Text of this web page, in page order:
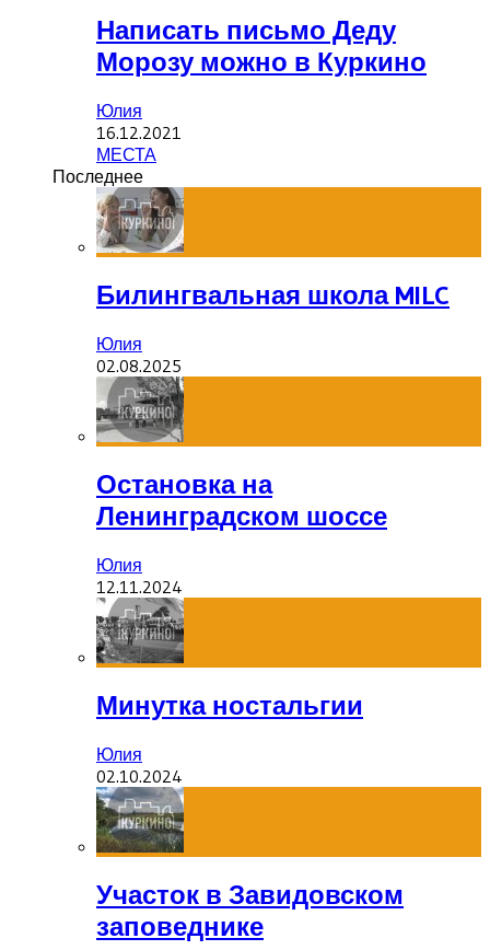
Написать письмо Деду
Морозу можно в Куркино
Юлия
16.12.2021
МЕСТА
Последнее
Билингвальная школа MILC
Юлия
02.08.2025
Остановка на
Ленинградском шоссе
Юлия
12.11.2024
Минутка ностальгии
Юлия
02.10.2024
Участок в Завидовском
заповеднике